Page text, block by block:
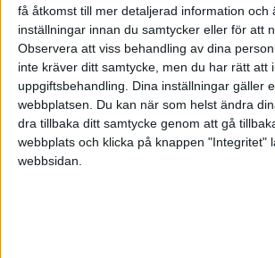
få åtkomst till mer detaljerad information och
inställningar innan du samtycker eller för att
Observera att viss behandling av dina
inte kräver ditt samtycke, men du har rätt att
uppgiftsbehandling. Dina inställningar gäller
webbplatsen. Du kan när som helst ändra
dra tillbaka ditt samtycke genom att gå
webbplats och klicka på knappen "Integritet"
webbsidan.
Onlinemarknadsföring Utbildningar
Entreprenör
ARTIKLAR
3 steg till att